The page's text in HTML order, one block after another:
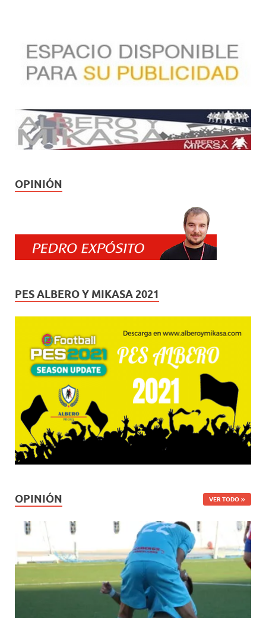
OPINIÓN
PES ALBERO Y MIKASA 2021
OPINIÓN VER TODO